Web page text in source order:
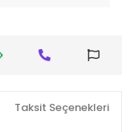
Taksit Seçenekleri